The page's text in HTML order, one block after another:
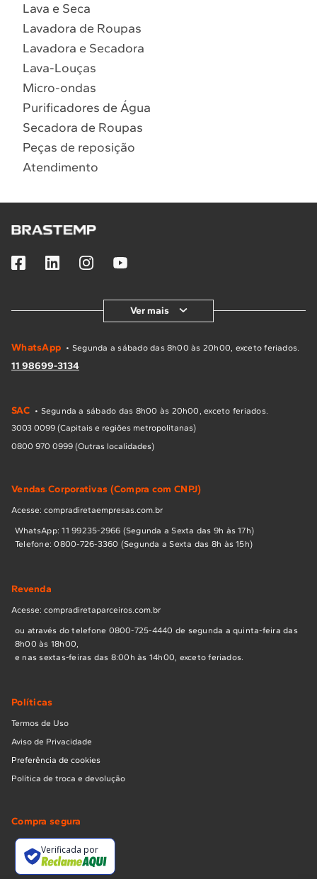
Localizar assistência técnica
Lava e Seca
Lavadora de Roupas
Lavadora e Secadora
Lava-Louças
Micro-ondas
Purificadores de Água
Secadora de Roupas
Peças de reposição
Atendimento
Ver mais
WhatsApp • Segunda a sábado das 8h00 às 20h00, exceto feriados.
11 98699-3134
SAC • Segunda a sábado das 8h00 às 20h00, exceto feriados.
3003 0099 (Capitais e regiões metropolitanas)
0800 970 0999 (Outras localidades)
Vendas Corporativas (Compra com CNPJ)
Acesse: compradiretaempresas.com.br
WhatsApp: 11 99235-2966 (Segunda a Sexta das 9h às 17h)
Telefone: 0800-726-3360 (Segunda a Sexta das 8h às 15h)
Revenda
Acesse: compradiretaparceiros.com.br
ou através do telefone 0800-725-4440 de segunda a quinta-feira das
8h00 às 18h00,
e nas sextas-feiras das 8:00h às 14h00, exceto feriados.
Políticas
Termos de Uso
Aviso de Privacidade
Preferência de cookies
Política de troca e devolução
Compra segura
Verificada por